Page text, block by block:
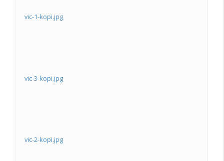
vic-1-kopi.jpg
vic-3-kopi.jpg
vic-2-kopi.jpg